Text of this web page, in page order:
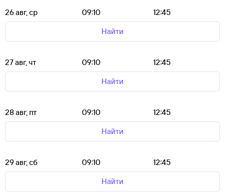
26 авг, ср 09:10
12:45
Найти
27 авг, чт 09:10
12:45
Найти
28 авг, пт 09:10
12:45
Найти
29 авг, сб 09:10
12:45
Найти